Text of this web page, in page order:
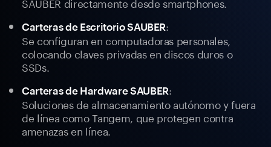
Carteras de Escritorio SAUBER:
Se configuran en computadoras personales,
colocando claves privadas en discos duros o
SSDs.
Carteras de Hardware SAUBER:
Soluciones de almacenamiento autónomo y fuera
de línea como Tangem, que protegen contra
amenazas en línea.